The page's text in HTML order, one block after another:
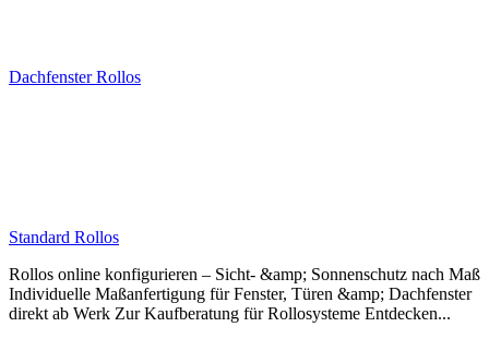
Dachfenster Rollos
Standard Rollos
Rollos online konfigurieren – Sicht- &amp; Sonnenschutz nach Maß
Individuelle Maßanfertigung für Fenster, Türen &amp; Dachfenster
direkt ab Werk Zur Kaufberatung für Rollosysteme Entdecken...